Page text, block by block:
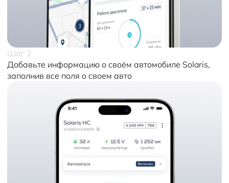
Шаг 2
Добавьте информацию о своём автомобиле Solaris,
заполнив все поля о своем авто